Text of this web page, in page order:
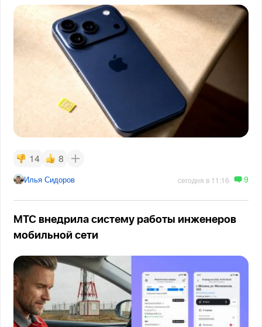
14 8
Илья Сидоров сегодня в 11:16 9
МТС внедрила систему работы инженеров
мобильной сети